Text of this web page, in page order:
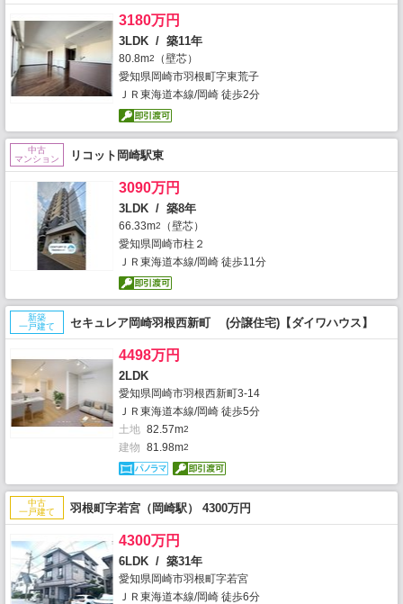
3180万円
3LDK / 築11年
80.8m2
（壁芯）
愛知県岡崎市羽根町字東荒子
ＪＲ東海道本線/岡崎 徒歩2分
中古
マンション
リコット岡崎駅東
3090万円
3LDK / 築8年
66.33m2
（壁芯）
愛知県岡崎市柱２
ＪＲ東海道本線/岡崎 徒歩11分
新築
一戸建て
セキュレア岡崎羽根西新町 (分譲住宅)【ダイワハウス】
4498万円
2LDK
愛知県岡崎市羽根西新町3-14
ＪＲ東海道本線/岡崎 徒歩5分
土地 82.57m2
建物 81.98m2
中古
一戸建て
羽根町字若宮（岡崎駅） 4300万円
4300万円
6LDK / 築31年
愛知県岡崎市羽根町字若宮
ＪＲ東海道本線/岡崎 徒歩6分